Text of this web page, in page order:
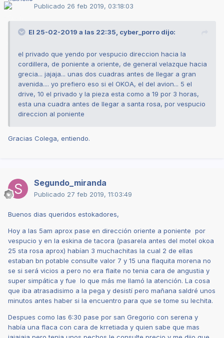
Publicado 26 feb 2019, 03:18:03
El 25-02-2019 a las 22:35, cyber_porro dijo:
el privado que yendo por vespucio direccion hacia la
cordillera, de poniente a oriente, de general velazque hacia
grecia... jajaja... unas dos cuadras antes de llegar a gran
avenida.... yo prefiero eso si el OKOA, el del avion... 5 el
drive, 10 el privado y la pieza esta como a 19 por 3 horas,
esta una cuadra antes de llegar a santa rosa, por vespucio
direccion al poniente
Gracias Colega, entiendo.
Segundo_miranda
Publicado 27 feb 2019, 11:03:49
Buenos dias queridos estokadores,
Hoy a las 5am aprox pase en dirección oriente a poniente por
vespucio y en la eskina de tacora (pasarela antes del motel okoa
25 sta rosa aprox) habían 3 muchachitas la cual 2 de ellas
estaban bn potable consulte valor 7 y 15 una flaquita morena no
se si será vicios a pero no era flaite no tenia cara de angustia y
super simpática y fue lo que más me llamó la atención. La cosa
que iba atrasadisimo a la pega y desistí pero mañana saldré unos
minutos antes haber si la encuentro para que se tome su lechita.
Despues como las 6:30 pase por san Gregorio con serena y
había una flaca con cara de krretiada y quien sabe que mas